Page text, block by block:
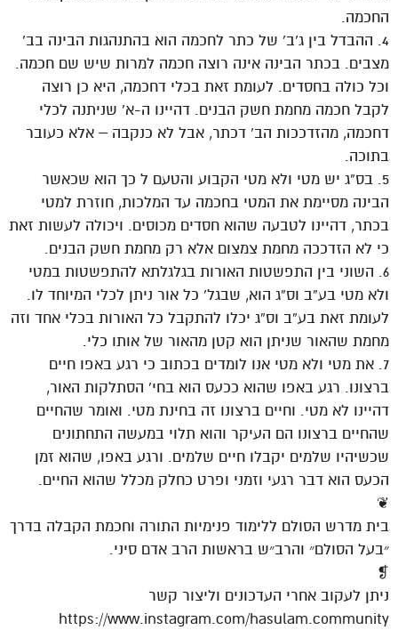
החכמה.
4. ההבדל בין ג’ב’ של כתר לחכמה הוא בהתנהגות הבינה בב’
מצבים. בכתר הבינה אינה רוצה חכמה למרות שיש שם חכמה.
וכל כולה בחסדים. לעומת זאת בכלי דחכמה, היא כן רוצה
לקבל חכמה מחמת חשק הבנים. דהיינו ה-א’ שניתנה לכלי
דחכמה, מהזדככות הב’ דכתר, אבל לא כנקבה – אלא כעובר
בתוכה.
5. בס”ג יש מטי ולא מטי הקבוע והטעם ל כך הוא שכאשר
הבינה מסיימת את המטי בחכמה עד המלכות, חוזרת למטי
בכתר, דהיינו לטבעה שהוא חסדים מכוסים. ויכולה לעשות זאת
כי לא הזדככה מחמת צמצום אלא רק מחמת חשק הבנים.
6. השוני בין התפשטות האורות בגלגלתא להתפשטות במטי
ולא מטי בע”ב וס”ג הוא, שבגל’ כל אור ניתן לכלי המיוחד לו.
לעומת זאת בע”ב וס”ג יכלו להתקבל כל האורות בכלי אחד וזה
מחמת שהאור שניתן הוא קטן מהאור של אותו כלי.
7. את מטי ולא מטי אנו לומדים בכתוב כי רגע באפו חיים
ברצונו. רגע באפו שהוא ככעס הוא בחי’ הסתלקות האור,
דהיינו לא מטי. וחיים ברצונו זה בחינת מטי. ואומר שהחיים
שהחיים ברצונו הם העיקר והוא תלוי במעשה התחתונים
שכשיהיו שלמים יקבלו חיים שלמים. ורגע באפו, שהוא זמן
הכעס הוא דבר רגעי וזמני ופרט כחלק מכלל שהוא החיים.
❦
בית מדרש הסולם ללימוד פנימיות התורה וחכמת הקבלה בדרך
״בעל הסולם״ והרב״ש בראשות הרב אדם סיני.
❡
ניתן לעקוב אחרי העדכונים וליצור קשר
https://www.instagram.com/hasulam.community